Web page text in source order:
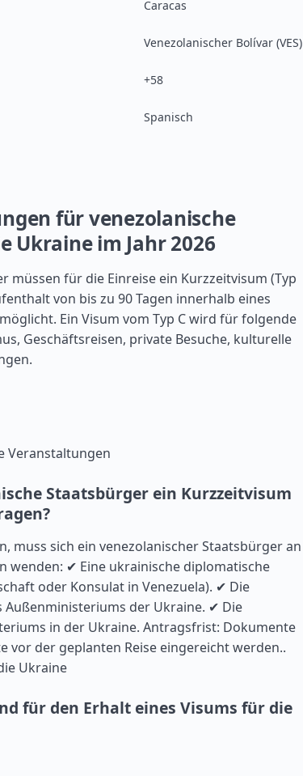
Caracas
Venezolanischer Bolívar (VES)
+58
Spanisch
für venezolanische
Ukraine im Jahr 2026
müssen für die Einreise ein Kurzzeitvisum (Typ
von bis zu 90 Tagen innerhalb eines
Ein Visum vom Typ C wird für folgende
Geschäftsreisen, private Besuche, kulturelle
Veranstaltungen
Staatsbürger ein Kurzzeitvisum
muss sich ein venezolanischer Staatsbürger an
wenden: ✔ Eine ukrainische diplomatische
oder Konsulat in Venezuela). ✔ Die
Außenministeriums der Ukraine. ✔ Die
in der Ukraine. Antragsfrist: Dokumente
vor der geplanten Reise eingereicht werden..
Ukraine
für den Erhalt eines Visums für die